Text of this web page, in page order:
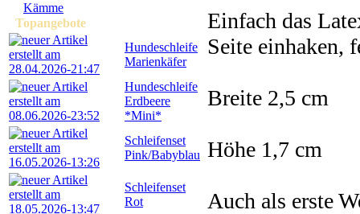
Kämme
Topangebote
Hundeschleife
Marienkäfer
Hundeschleife
Erdbeere
*Mini*
Schleifenset
Pink/Babyblau
Schleifenset
Rot
Einfach das
Seite einhaken,
Breite 2,5 cm
Höhe 1,7 cm
Auch als erste